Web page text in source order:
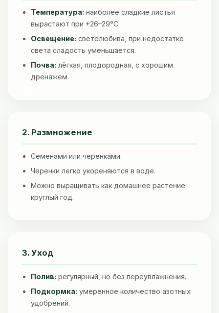
Температура: наиболее сладкие листья
вырастают при +26–29°C.
Освещение: светолюбива, при недостатке
света сладость уменьшается.
Почва: лёгкая, плодородная, с хорошим
дренажем.
2. Размножение
Семенами или черенками.
Черенки легко укореняются в воде.
Можно выращивать как домашнее растение
круглый год.
3. Уход
Полив: регулярный, но без переувлажнения.
Подкормка: умеренное количество азотных
удобрений.